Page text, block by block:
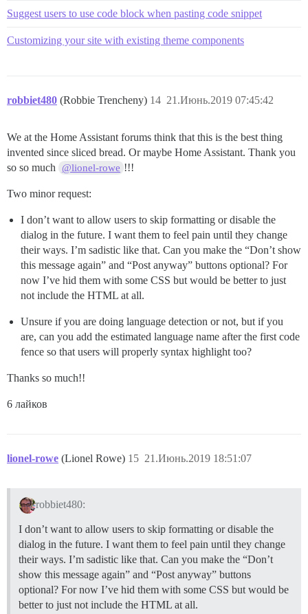
Suggest users to use code block when pasting code snippet
Customizing your site with existing theme components
robbiet480 (Robbie Trencheny) 21.Июнь.2019 07:45:42
14
We at the Home Assistant forums think that this is the best thing
invented since sliced bread. Or maybe Home Assistant. Thank you
so so much
@lionel-rowe !!!
Two minor request:
I don’t want to allow users to skip formatting or disable the
dialog in the future. I want them to feel pain until they change
their ways. I’m sadistic like that. Can you make the “Don’t show
this message again” and “Post anyway” buttons optional? For
now I’ve hid them with some CSS but would be better to just
not include the HTML at all.
Unsure if you are doing language detection or not, but if you
are, can you add the estimated language name after the first code
fence so that users will properly syntax highlight too?
Thanks so much!!
6 лайков
lionel-rowe (Lionel Rowe) 21.Июнь.2019 18:51:07
15
robbiet480:
I don’t want to allow users to skip formatting or disable the
dialog in the future. I want them to feel pain until they change
their ways. I’m sadistic like that. Can you make the “Don’t
show this message again” and “Post anyway” buttons
optional? For now I’ve hid them with some CSS but would be
better to just not include the HTML at all.